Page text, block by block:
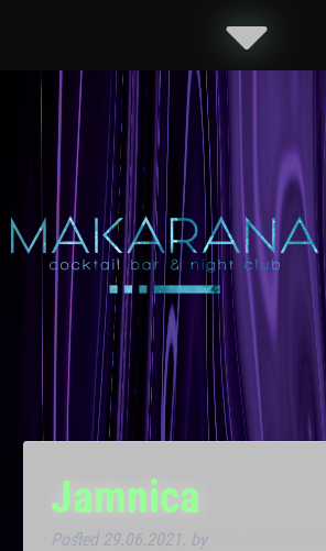
Jamnica
Posted 29.06.2021. by